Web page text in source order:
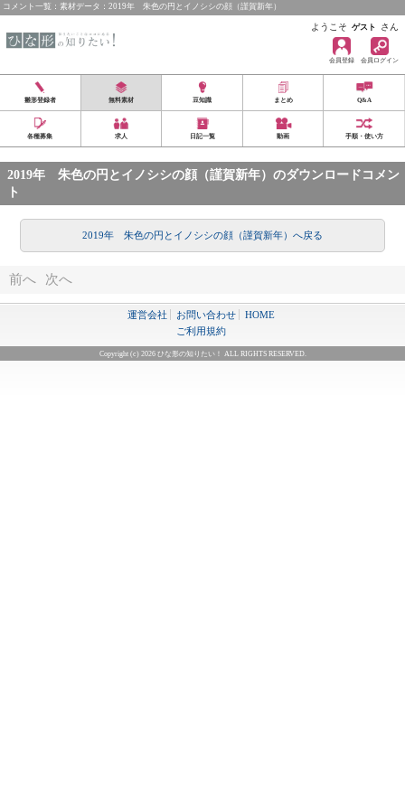
コメント一覧：素材データ：2019年 朱色の円とイノシシの顔（謹賀新年）
ようこそ ゲスト さん
会員登録 会員ログイン
雛形登録者 無料素材 豆知識 まとめ Q&A
各種募集 求人 日記一覧 動画 手順・使い方
2019年 朱色の円とイノシシの顔（謹賀新年）のダウンロードコメン
ト
2019年 朱色の円とイノシシの顔（謹賀新年）へ戻る
前へ 次へ
運営会社 お問い合わせ
HOME
ご利用規約
Copyright (c) 2026 ひな形の知りたい！ ALL RIGHTS RESERVED.